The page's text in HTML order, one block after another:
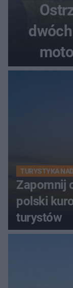
TURYSTYKA
Zapomnij
polski
turystów